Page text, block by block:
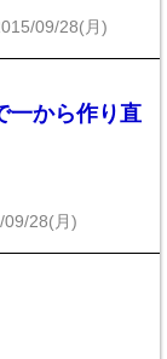
09/28(月)
一から作り直
09/28(月)